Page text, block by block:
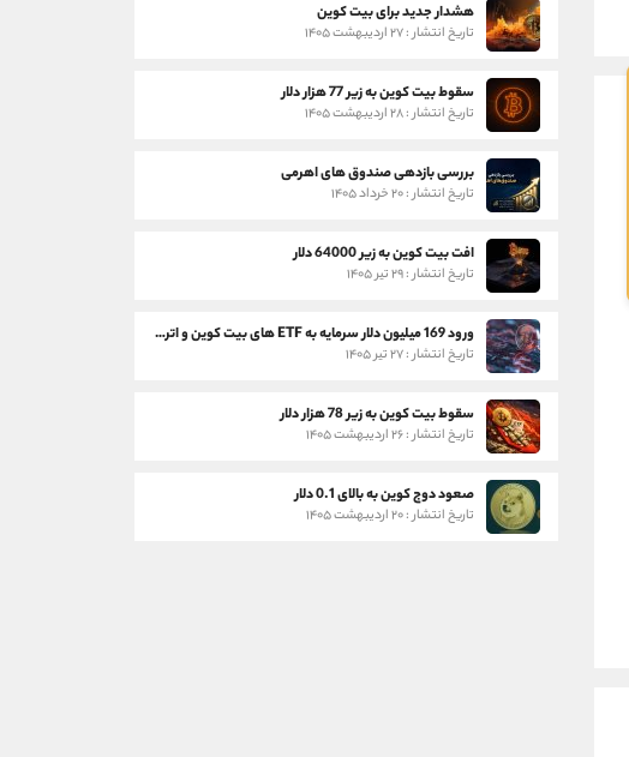
هشدار جدید برای بیت کوین
تاریخ انتشار : ۲۷ اردیبهشت ۱۴۰۵
سقوط بیت کوین به زیر 77 هزار دلار
تاریخ انتشار : ۲۸ اردیبهشت ۱۴۰۵
بررسی بازدهی صندوق های اهرمی
تاریخ انتشار : ۲۰ خرداد ۱۴۰۵
افت بیت کوین به زیر 64000 دلار
تاریخ انتشار : ۲۹ تیر ۱۴۰۵
ورود 169 میلیون دلار سرمایه به ETF های بیت کوین و اتریوم
تاریخ انتشار : ۲۷ تیر ۱۴۰۵
سقوط بیت کوین به زیر 78 هزار دلار
تاریخ انتشار : ۲۶ اردیبهشت ۱۴۰۵
صعود دوج کوین به بالای 0.1 دلار
تاریخ انتشار : ۲۰ اردیبهشت ۱۴۰۵